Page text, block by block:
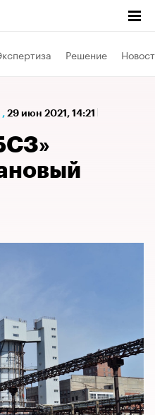
Решение
, 29 июн 2021, 14:21